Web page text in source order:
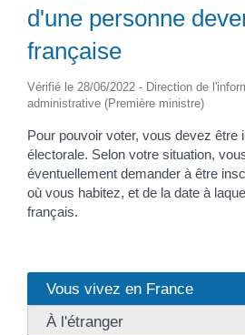
d'une personne
française
Vérifié le 28/06/2022 - Direction de
administrative (Première ministre)
Pour pouvoir voter, vous devez être
électorale. Selon votre situation,
éventuellement demander à être
où vous habitez, et de la date à
français.
Vous vivez en France
À l'étranger